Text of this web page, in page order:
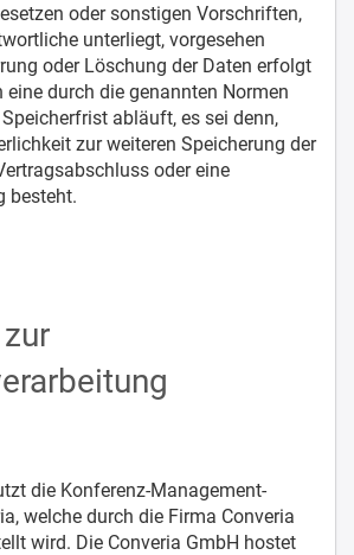
oder sonstigen Vorschriften,
unterliegt, vorgesehen
oder Löschung der Daten erfolgt
eine durch die genannten Normen
abläuft, es sei denn,
zur weiteren Speicherung der
oder eine
besteht.
die Konferenz-Management-
welche durch die Firma Converia
wird. Die Converia GmbH hostet